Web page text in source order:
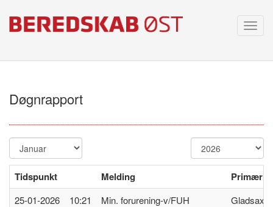
Døgnrapport
Tidspunkt Melding Primær
25-01-2026 10:21 Min. forurening-v/FUH
Gladsaxe